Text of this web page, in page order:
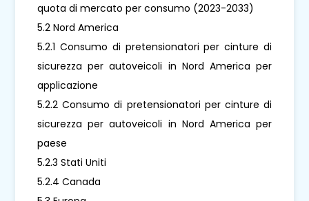
quota di mercato per consumo (2023-2033)
5.2 Nord America
5.2.1 Consumo di pretensionatori per cinture di
sicurezza per autoveicoli in Nord America per
applicazione
5.2.2 Consumo di pretensionatori per cinture di
sicurezza per autoveicoli in Nord America per
paese
5.2.3 Stati Uniti
5.2.4 Canada